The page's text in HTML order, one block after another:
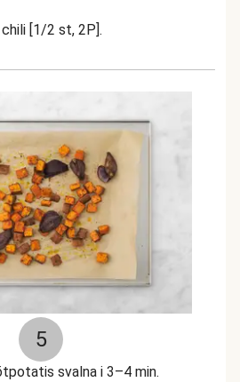
[1/2 st, 2P].
5
svalna i 3–4 min.